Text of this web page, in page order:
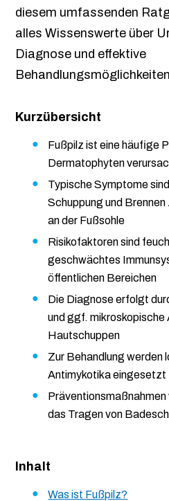
diesem umfassenden
alles Wissenswerte über
Diagnose und effektive
Kurzübersicht
Fußpilz ist eine häufige
Dermatophyten
Typische Symptome
Schuppung und
an der Fußsohle
Risikofaktoren sind
geschwächtes
öffentlichen Bereichen
Die Diagnose erfolgt
und ggf. mikroskopische
Hautschuppen
Zur Behandlung werden
Antimykotika eingesetzt
das Tragen von
Inhalt
Was ist Fußpilz?